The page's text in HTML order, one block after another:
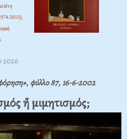
2013),
2020
φύλλο 87, 16-6-2002
ἤ μιμητισμός;